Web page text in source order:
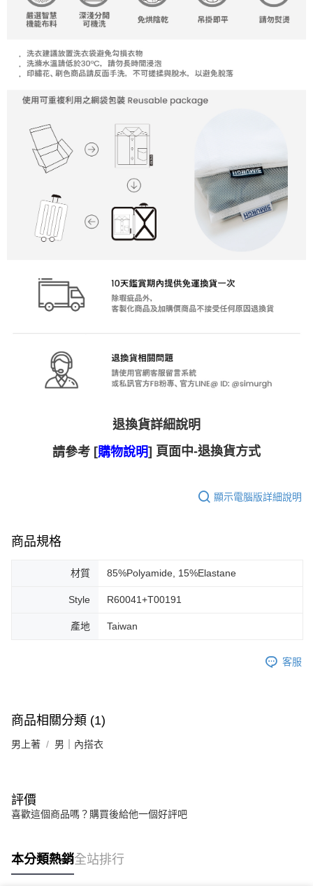
退換貨詳細說明
請參考 [購物說明] 頁面中-退換貨方式
顯示電腦版詳細說明
商品規格
材質 85%Polyamide, 15%Elastane
Style R60041+T00191
產地 Taiwan
客服
商品相關分類 (1)
男上著 男｜內搭衣
評價
喜歡這個商品嗎？購買後給他一個好評吧
本分類熱銷全站排行